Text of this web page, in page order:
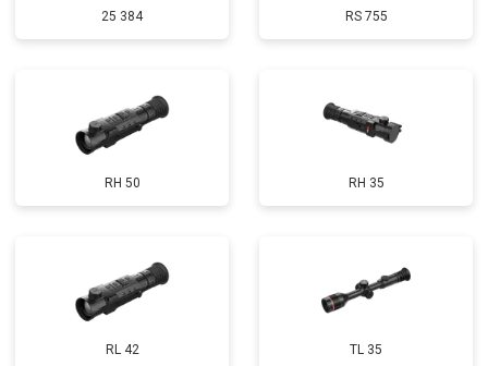
25 384 RS 755
RH 50 RH 35
RL 42 TL 35